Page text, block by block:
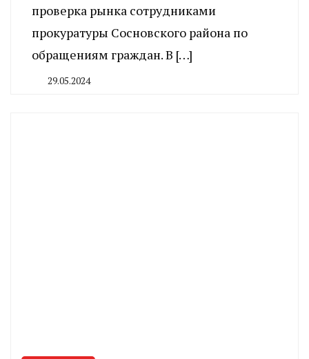
проверка рынка сотрудниками
прокуратуры Сосновского района по
обращениям граждан. В […]
29.05.2024